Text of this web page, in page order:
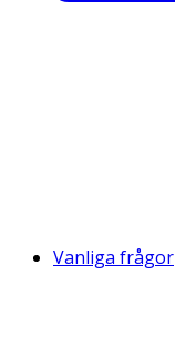
Vanliga frågor